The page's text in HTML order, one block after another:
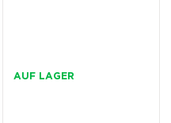
AUF LAGER